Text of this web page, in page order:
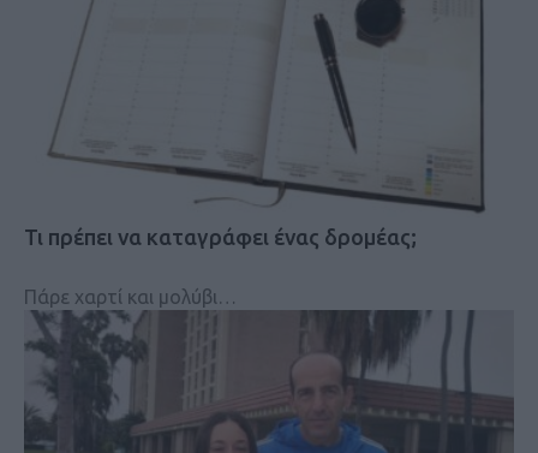
Τι πρέπει να καταγράφει ένας δρομέας;
Πάρε χαρτί και μολύβι…